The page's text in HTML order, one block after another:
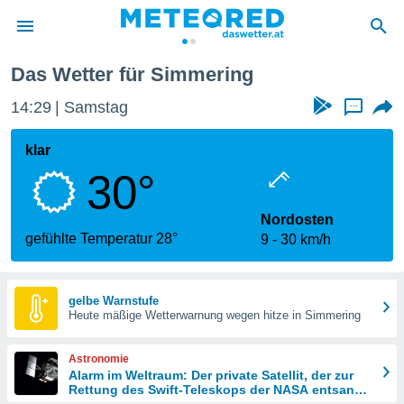
wurde
dass
sind.
diese
Das Wetter für Simmering
14:29 Samstag ...
klar
30°
gefühlte Temperatur 28°
Nordosten
9
30 km/h
gelbe Warnstufe
Heute mäßige Wetterwarnung wegen hitze in Simmering
Astronomie
Alarm im Weltraum: Der private Satellit, der zur
Rettung des Swift-Teleskops der NASA entsandt